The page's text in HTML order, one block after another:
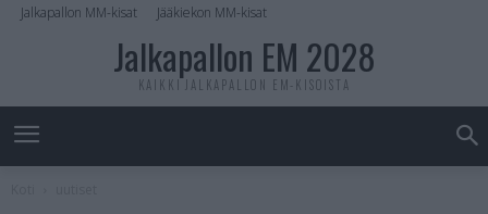
Jalkapallon MM-kisat Jääkiekon MM-kisat
Jalkapallon EM 2028
KAIKKI JALKAPALLON EM-KISOISTA